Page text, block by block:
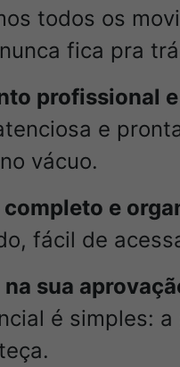
todos os
fica pra
profissional
e
vácuo.
e
fácil de
sua
é simples: